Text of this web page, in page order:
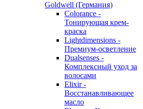
Goldwell (Германия)
Colorance -
Тонирующая крем-
краска
Lightdimensions -
Премиум-осветление
Dualsenses -
Комплексный уход за
волосами
Elixir -
Восстанавливающее
масло